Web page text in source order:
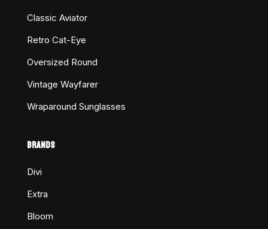
Classic Aviator
Retro Cat-Eye
Oversized Round
Vintage Wayfarer
Wraparound Sunglasses
BRANDS
Divi
Extra
Bloom